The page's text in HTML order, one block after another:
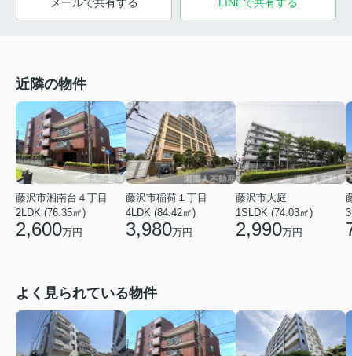
近隣の物件
藤沢市湘南台４丁目
2LDK (76.35㎡)
2,600万円
藤沢市稲荷１丁目
4LDK (84.42㎡)
3,980万円
藤沢市大庭
1SLDK (74.03㎡)
2,990万円
よく見られている物件